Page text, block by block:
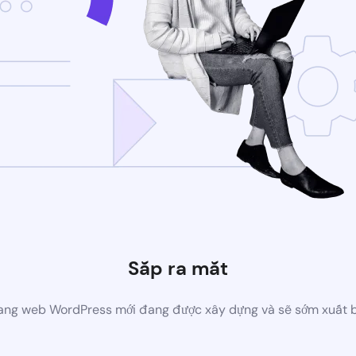
Sắp ra mắt
web WordPress mới đang được xây dựng và sẽ sớm xuất